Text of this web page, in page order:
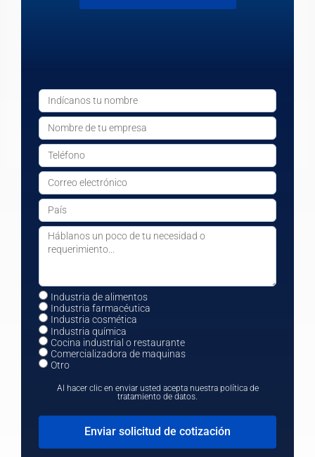
Industria de alimentos
Industria farmacéutica
Industria cosmética
Industria química
Cocina industrial o restaurante
Comercializadora de maquinas
Otro
Al hacer clic en enviar usted acepta nuestra política de
tratamiento de datos.
Enviar solicitud de cotización